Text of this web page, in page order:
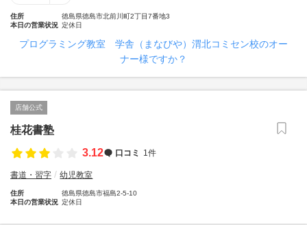
住所
徳島県徳島市北前川町2丁目7番地3
本日の営業状況 定休日
プログラミング教室 学舎（まなびや）渭北コミセン校のオー
ナー様ですか？
店舗公式
桂花書塾
3.12
口コミ 1件
書道・習字 幼児教室
住所
徳島県徳島市福島2-5-10
本日の営業状況 定休日